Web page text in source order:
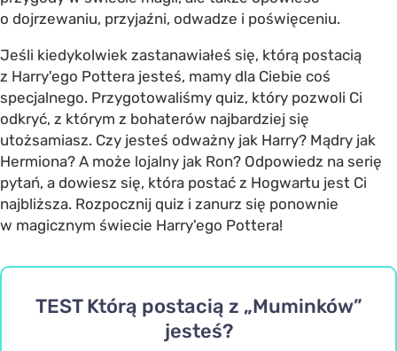
o dojrzewaniu, przyjaźni, odwadze i poświęceniu.
Jeśli kiedykolwiek zastanawiałeś się, którą postacią
z Harry'ego Pottera jesteś, mamy dla Ciebie coś
specjalnego. Przygotowaliśmy quiz, który pozwoli Ci
odkryć, z którym z bohaterów najbardziej się
utożsamiasz. Czy jesteś odważny jak Harry? Mądry jak
Hermiona? A może lojalny jak Ron? Odpowiedz na serię
pytań, a dowiesz się, która postać z Hogwartu jest Ci
najbliższa. Rozpocznij quiz i zanurz się ponownie
w magicznym świecie Harry'ego Pottera!
TEST Którą postacią z „Muminków”
jesteś?